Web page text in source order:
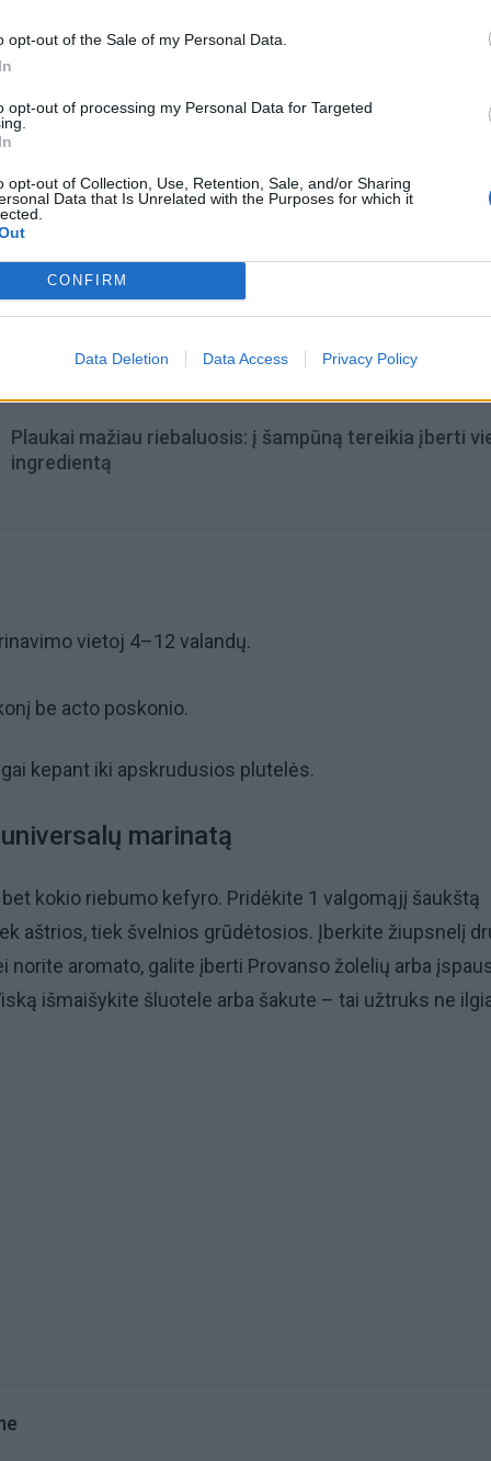
opt-out of the Sale of my Personal Data.
opt-out of processing my Personal Data for Targeted
opt-out of Collection, Use, Retention, Sale, and/or Sharing
Data that Is Unrelated with the Purposes for which it
CONFIRM
Data Deletion Data Access Privacy Policy
pabaigą Ukrainoje
Plaukai mažiau riebaluosis: į šampūną tereikia įberti
ingredientą
vietoj 4–12 valandų.
be acto poskonio.
kepant iki apskrudusios plutelės.
marinatą
kokio riebumo kefyro. Pridėkite 1 valgomąjį šaukštą
aštrios, tiek švelnios grūdėtosios. Įberkite žiupsnelį
norite aromato, galite įberti Provanso žolelių arba
išmaišykite šluotele arba šakute – tai užtruks ne